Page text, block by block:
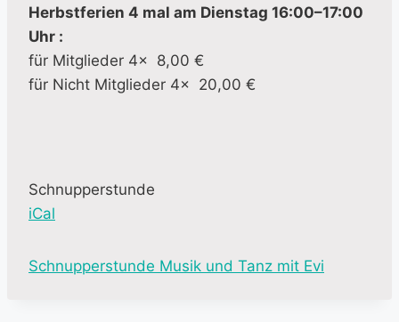
Herbstferien 4 mal am Dienstag 16:00–17:00
Uhr :
für Mitglieder 4x 8,00 €
für Nicht Mitglieder 4x 20,00 €
Schnupperstunde
iCal
M
Schnupperstunde Musik und Tanz mit Evi